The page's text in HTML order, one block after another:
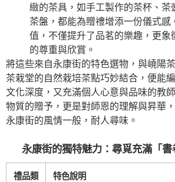
緻的茶具，如手工製作的茶杯、茶
茶盤，都能為贈禮增添一份儀式感
值，不僅提升了品茗的樂趣，更象
的尊重與欣賞。
將這些來自永康街的特色選物，與嶢陽
茶栽堂的自然栽培茶點巧妙結合，便能
文化深度，又充滿個人心意與品味的教
物質的贈予，更是對師恩的理解與昇華
永康街的風情一般，耐人尋味。
永康街的獨特魅力：尋覓充滿「
禮品類
特色說明